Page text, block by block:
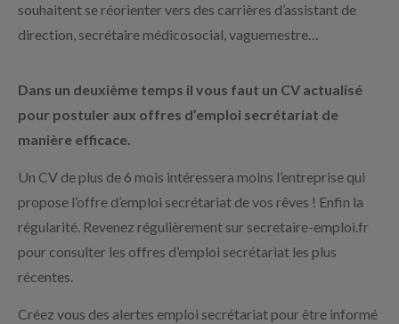
souhaitent se réorienter vers des carrières d’assistant de
direction, secrétaire médicosocial, vaguemestre…
Dans un deuxième temps il vous faut un CV actualisé
pour postuler aux offres d’emploi secrétariat de
manière efficace.
Un CV de plus de 6 mois intéressera moins l’entreprise qui
propose l’offre d’emploi secrétariat de vos rêves ! Enfin la
régularité. Revenez régulièrement sur secretaire-emploi.fr
pour consulter les offres d’emploi secrétariat les plus
récentes.
Créez vous des alertes emploi secrétariat pour être informé